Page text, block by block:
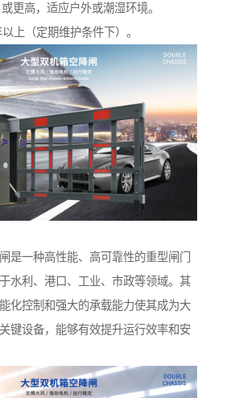
更高，适应户外或潮湿环境。
上（定期维护条件下）。
是一种高性能、高可靠性的重型闸门
水利、港口、工业、市政等领域。其
化控制和强大的承载能力使其成为大
键设备，能够有效提升运行效率和安